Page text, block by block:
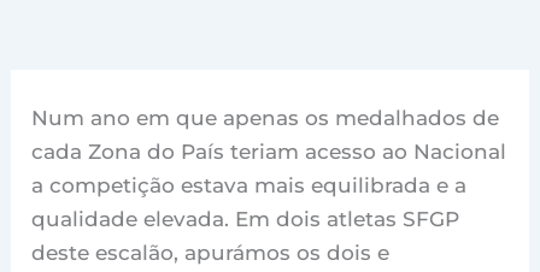
Num ano em que apenas os medalhados de
cada Zona do País teriam acesso ao Nacional
a competição estava mais equilibrada e a
qualidade elevada. Em dois atletas SFGP
deste escalão, apurámos os dois e